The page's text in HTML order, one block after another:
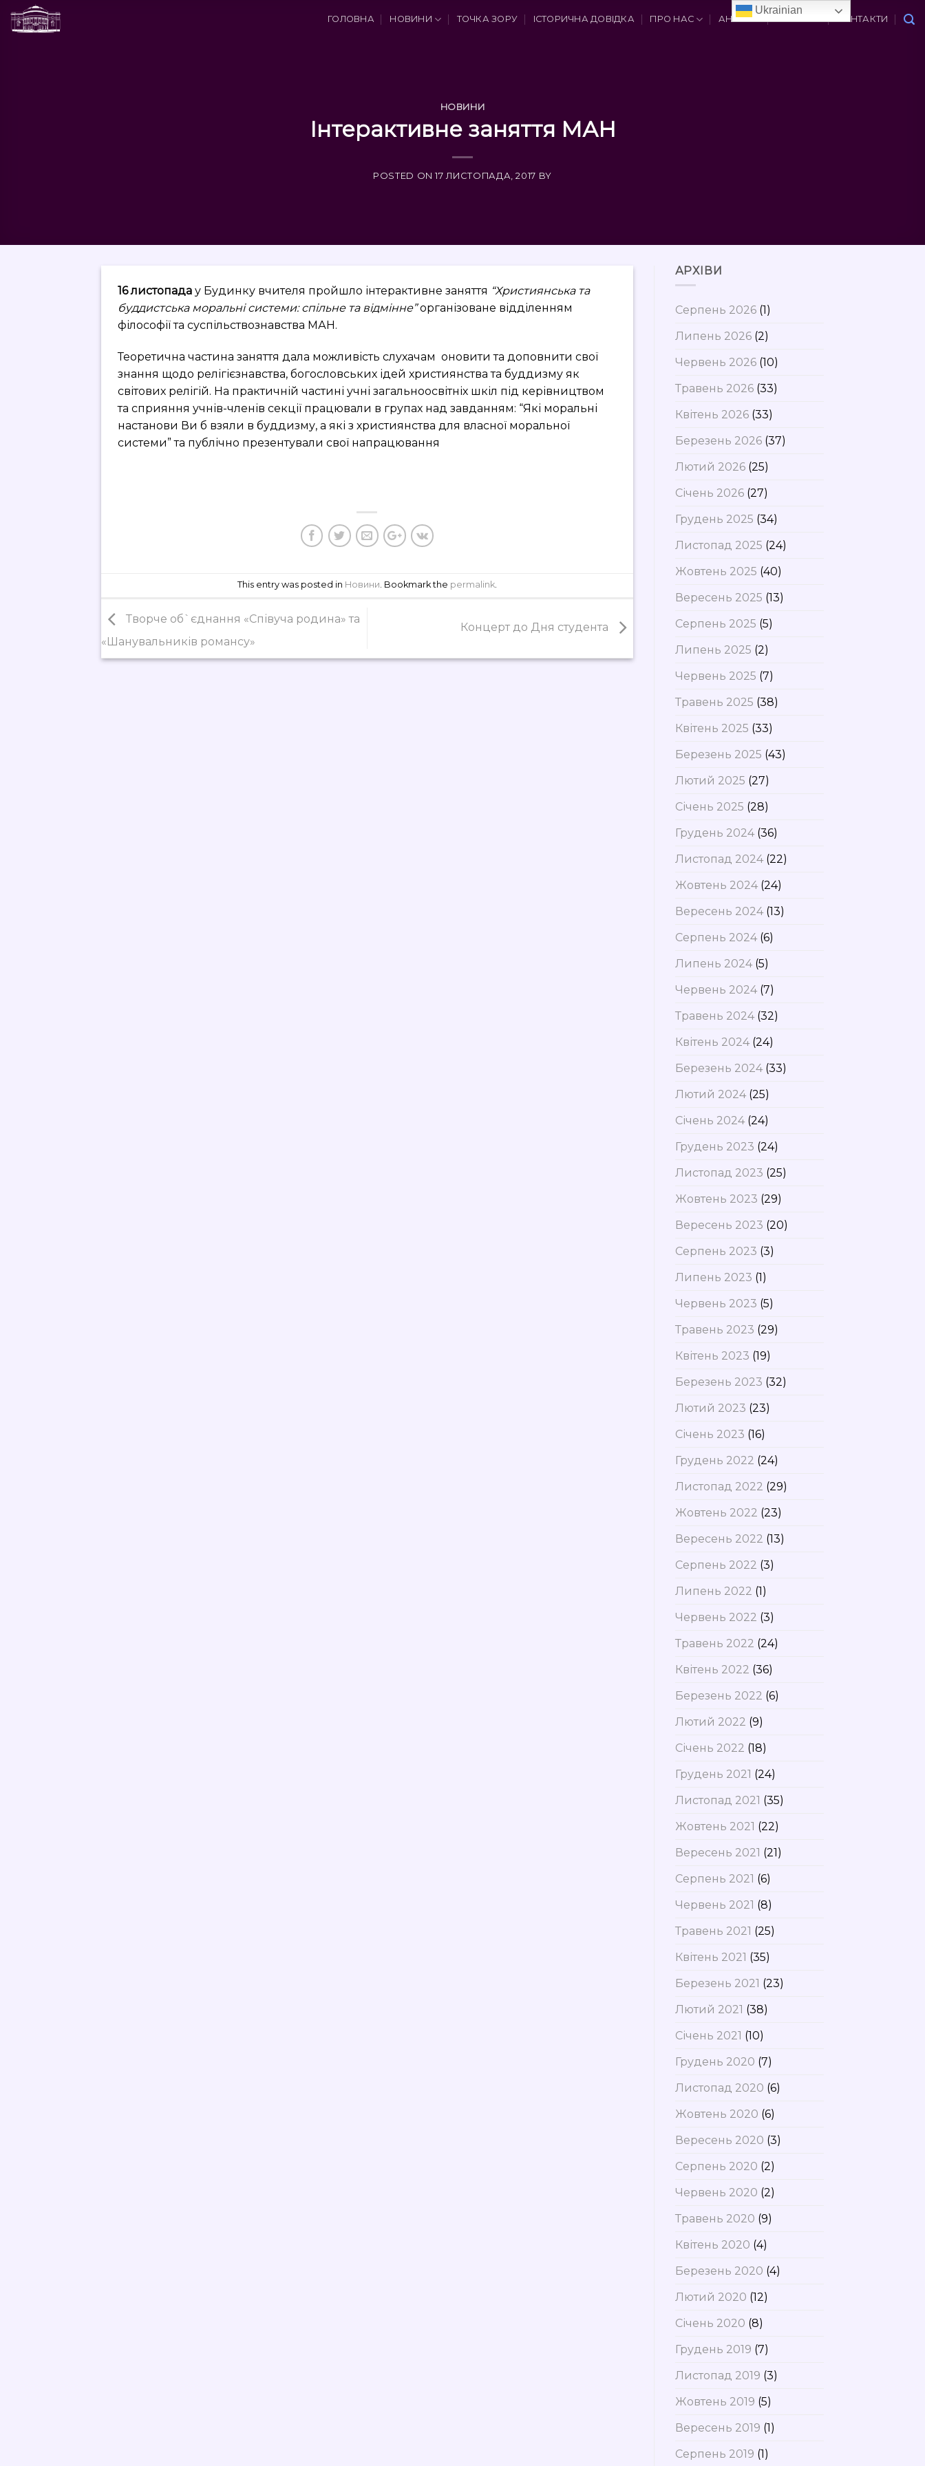
ГОЛОВНА НОВИНИ ТОЧКА ЗОРУ ІСТОРИЧНА ДОВІДКА ПРО НАС АНОНСИ ВАКАНСІЇ КОНТАКТИ
НОВИНИ
Інтерактивне заняття МАН
POSTED ON17 ЛИСТОПАДА, 2017 BY
16 листопада у Будинку вчителя пройшло інтерактивне заняття “Християнська та
буддистська моральні системи: спільне та відмінне”організоване відділенням
філософії та суспільствознавства МАН.
Теоретична частина заняття дала можливість слухачам оновити та доповнити свої
знання щодо релігієзнавства, богословських ідей християнства та буддизму як
світових релігій. На практичній частині учні загальноосвітніх шкіл під керівництвом
та сприяння учнів-членів секції працювали в групах над завданням: “Які моральні
настанови Ви б взяли в буддизму, а які з християнства для власної моральної
системи” та публічно презентували свої напрацювання
This entry was posted in Новини . Bookmark the permalink.
Творче об`єднання «Співуча родина» та
«Шанувальників романсу»
Концерт до Дня студента
АРХІВИ
Серпень 2026(1)
Липень 2026(2)
Червень 2026(10)
Травень 2026(33)
Квітень 2026(33)
Березень 2026(37)
Лютий 2026(25)
Січень 2026(27)
Грудень 2025 (34)
Листопад 2025 (24)
Жовтень 2025 (40)
Вересень 2025 (13)
Серпень 2025 (5)
Липень 2025 (2)
Червень 2025 (7)
Травень 2025 (38)
Квітень 2025 (33)
Березень 2025 (43)
Лютий 2025 (27)
Січень 2025 (28)
Грудень 2024(36)
Листопад 2024(22)
Жовтень 2024(24)
Вересень 2024(13)
Серпень 2024(6)
Липень 2024(5)
Червень 2024(7)
Травень 2024(32)
Квітень 2024(24)
Березень 2024(33)
Лютий 2024(25)
Січень 2024(24)
Грудень 2023 (24)
Листопад 2023 (25)
Жовтень 2023 (29)
Вересень 2023 (20)
Серпень 2023 (3)
Липень 2023 (1)
Червень 2023 (5)
Травень 2023 (29)
Квітень 2023 (19)
Березень 2023 (32)
Лютий 2023 (23)
Січень 2023 (16)
Грудень 2022 (24)
Листопад 2022 (29)
Жовтень 2022 (23)
Вересень 2022 (13)
Серпень 2022 (3)
Липень 2022 (1)
Червень 2022 (3)
Травень 2022 (24)
Квітень 2022 (36)
Березень 2022 (6)
Лютий 2022 (9)
Січень 2022 (18)
Грудень 2021 (24)
Листопад 2021 (35)
Жовтень 2021 (22)
Вересень 2021 (21)
Серпень 2021 (6)
Червень 2021 (8)
Травень 2021 (25)
Квітень 2021 (35)
Березень 2021 (23)
Лютий 2021 (38)
Січень 2021 (10)
Грудень 2020 (7)
Листопад 2020 (6)
Жовтень 2020 (6)
Вересень 2020 (3)
Серпень 2020 (2)
Червень 2020 (2)
Травень 2020 (9)
Квітень 2020 (4)
Березень 2020 (4)
Лютий 2020 (12)
Січень 2020 (8)
Грудень 2019 (7)
Листопад 2019 (3)
Жовтень 2019 (5)
Вересень 2019 (1)
Серпень 2019 (1)
Ukrainian